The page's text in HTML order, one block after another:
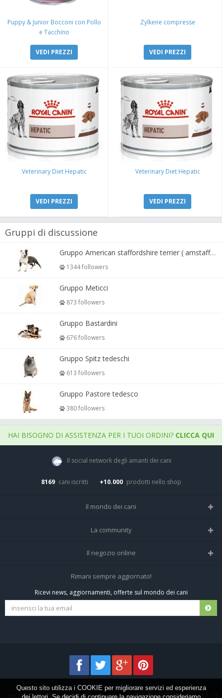
Puppy & Junior Bocconi con Pollo
e Tacchino
VEDI PREZZI
Zylkene compresse
VEDI PREZZI
Veterinary Diet Hepatic
VEDI PREZZI
Veterinary Diet Hepatic
VEDI PREZZI
Gruppi di discussione
Gruppo American staffordshire terrier ( amstaff, amastaff )
1344 followers
Gruppo Meticci
873 followers
Gruppo Bastardini
676 followers
Gruppo Spitz tedeschi
613 followers
Gruppo Pastore tedesco
380 followers
HAI BISOGNO DI ASSISTENZA PER I TUOI ORDINI? CLICCA QUI
Il social network degli amanti dei cani
8169 cani iscritti +10.000 prodotti nello shop
Il mondo dei cani
Tutte le razze
La community
Home
Tutti i cani iscritti
Il negozio online
Negozio per cani
Spedizioni e resi
Rimani sempre aggiornato!
Ricevi news, aggiornamenti, offerte sul mondo dei cani
Cani.it © 2013-2026 •Privacy•Frezza Network S.R.L. P.I. 01821400676 REA: TE
Questo sito utilizza i COOKIE per migliorare servizi ed esperienza